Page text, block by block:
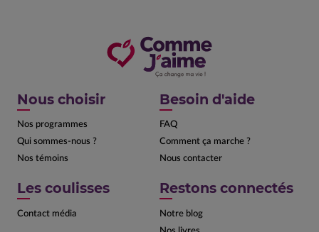
Nous choisir
Nos programmes
Qui sommes-nous ?
Nos témoins
Besoin d'aide
FAQ
Comment ça marche ?
Nous contacter
Les coulisses
Contact média
Restons connectés
Notre blog